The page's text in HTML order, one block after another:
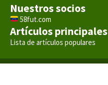
Nuestros socios
58fut.com
Artículos principales
Lista de artículos populares